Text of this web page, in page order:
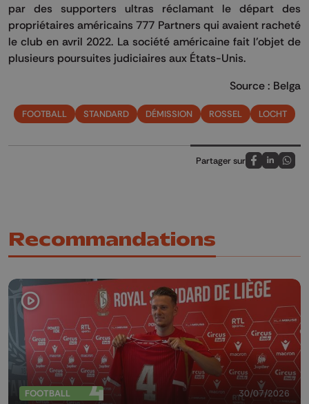
par des supporters ultras réclamant le départ des
propriétaires américains 777 Partners qui avaient racheté
le club en avril 2022. La société américaine fait l'objet de
plusieurs poursuites judiciaires aux États-Unis.
Source : Belga
FOOTBALL STANDARD DÉMISSION ROSSEL LOCHT
Partager sur
Partagez sur
Partagez
Recommandations
FOOTBALL 30/07/2026